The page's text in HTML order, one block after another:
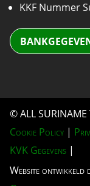
KKF Nummer
© ALL SURINAME
Cookie Policy|
KVK Gegevens|
Website ontwikkeld